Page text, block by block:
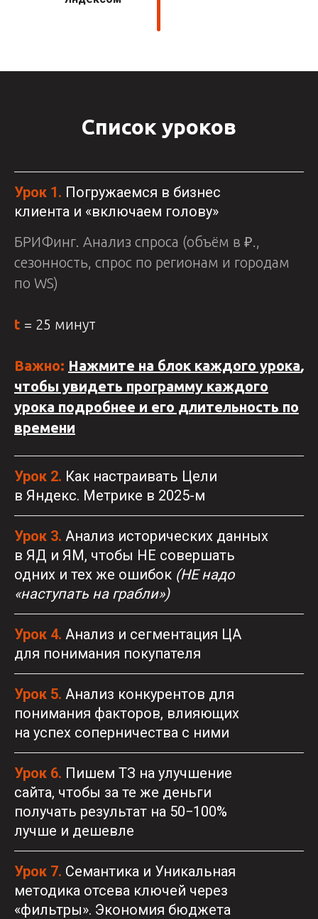
Список уроков
Урок 1. Погружаемся в бизнес
клиента и «включаем голову»
БРИФинг. Анализ спроса (объём в ₽.,
сезонность, спрос по регионам и городам
по WS)
t = 25 минут
Важно: Нажмите на блок каждого урока,
чтобы увидеть программу каждого
урока подробнее и его длительность по
времени
Урок 2. Как настраивать Цели
в Яндекс. Метрике в 2025-м
Урок 3. Анализ исторических данных
в ЯД и ЯМ, чтобы НЕ совершать
одних и тех же ошибок (НЕ надо
«наступать на грабли»)
Урок 4. Анализ и сегментация ЦА
для понимания покупателя
Урок 5. Анализ конкурентов для
понимания факторов, влияющих
на успех соперничества с ними
Урок 6. Пишем ТЗ на улучшение
сайта, чтобы за те же деньги
получать результат на 50−100%
лучше и дешевле
Урок 7. Семантика и Уникальная
методика отсева ключей через
«фильтры». Экономия бюджета